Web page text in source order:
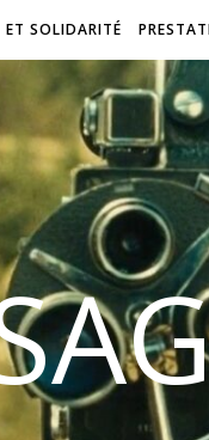
ET SOLIDARITÉ